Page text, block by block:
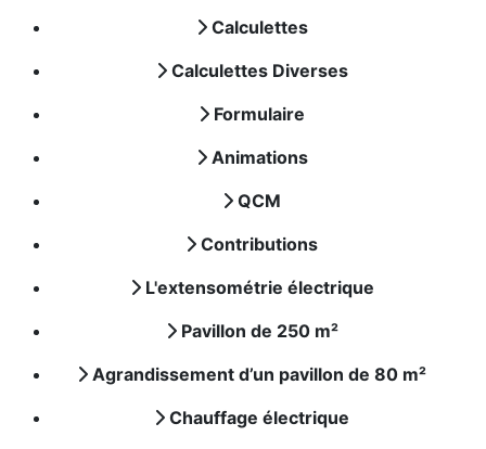
Calculettes
Calculettes Diverses
Formulaire
Animations
QCM
Contributions
L'extensométrie électrique
Pavillon de 250 m²
Agrandissement d’un pavillon de 80 m²
Chauffage électrique